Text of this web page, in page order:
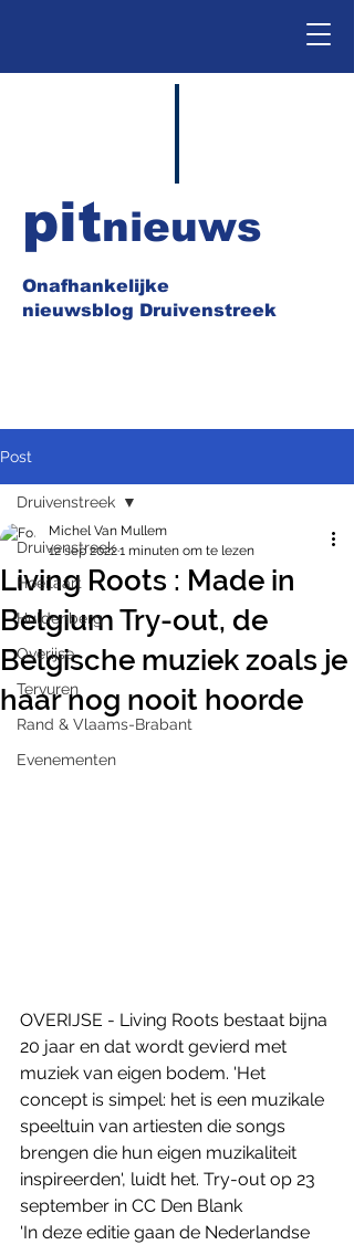
Onafhankelijke
nieuwsblog Druivenstreek
pitnieuws
Post
Druivenstreek
Hoeilaart
Huldenberg
Overijse
Tervuren
Rand & Vlaams-Brabant
Evenementen
Druivenstreek
Living Roots : Made in
Belgium Try-out, de
Belgische muziek zoals je
haar nog nooit hoorde
Michel Van Mullem
12 sep 20221 minuten om te lezen
OVERIJSE - Living Roots bestaat bijna
20 jaar en dat wordt gevierd met
muziek van eigen bodem. 'Het
concept is simpel: het is een muzikale
speeltuin van artiesten die songs
brengen die hun eigen muzikaliteit
inspireerden', luidt het. Try-out op 23
september in CC Den Blank
'In deze editie gaan de Nederlandse